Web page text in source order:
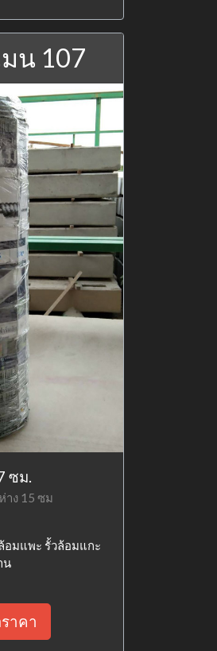
น 107
ซม.
าง 15 ซม
อมแพะ รั้วล้อมแกะ
น
าคา